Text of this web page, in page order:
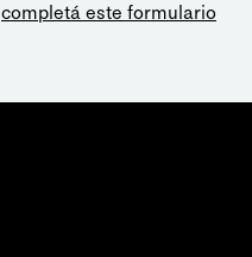
completá este formulario